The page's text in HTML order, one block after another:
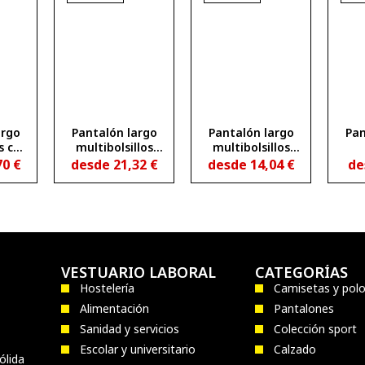
€
Pantalón largo
multibolsillos
WALL
desde 21,32 €
Pantalón largo
multibolsillos
DAILY WOMAN
STRETCH
desde 14,04€
VESTUARIO LABORAL
Hostelería
Alimentación
Sanidad y servicios
Escolar y universitario
CATEGORÍAS
Camisetas y
Pantalones
Colección sport
Calzado